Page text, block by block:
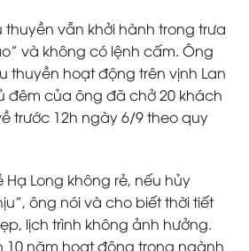
thuyền vẫn khởi hành trong trưa
và không có lệnh cấm. Ông
thuyền hoạt động trên vịnh Lan
đêm của ông đã chở 20 khách
trước 12h ngày 6/9 theo quy
Hạ Long không rẻ, nếu hủy
ông nói và cho biết thời tiết
lịch trình không ảnh hưởng.
10 năm hoạt động trong ngành